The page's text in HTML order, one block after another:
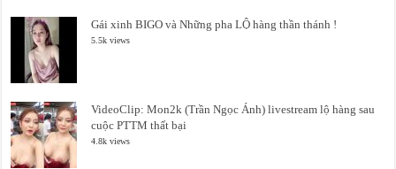
Gái xinh BIGO và Những pha LỘ hàng thần thánh !
5.5k views
VideoClip: Mon2k (Trần Ngọc Ánh) livestream lộ hàng sau
cuộc PTTM thất bại
4.8k views